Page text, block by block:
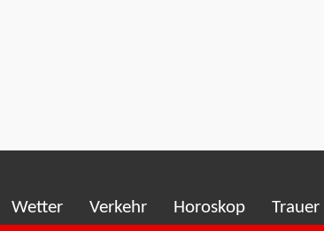
Wetter Verkehr Horoskop Trauer